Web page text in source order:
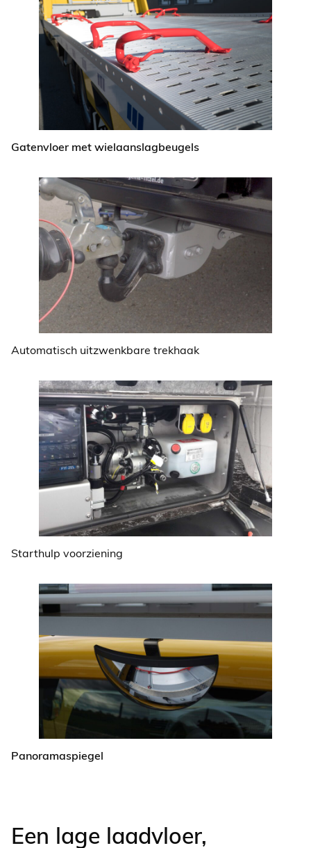
Gatenvloer met wielaanslagbeugels
Automatisch uitzwenkbare trekhaak
Starthulp voorziening
Panoramaspiegel
Een lage laadvloer,